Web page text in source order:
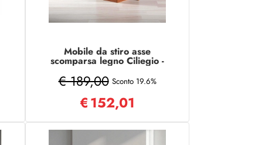
Mobile da stiro asse
scomparsa legno Ciliegio -
JOLLY 2 ante
€ 189,00 Sconto 19.6%
€152,01